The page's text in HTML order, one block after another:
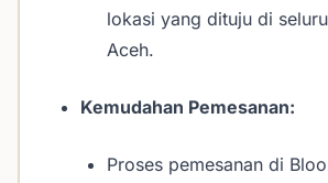
lokasi yang dituju di
Aceh.
Kemudahan Pemesanan:
Proses pemesanan di